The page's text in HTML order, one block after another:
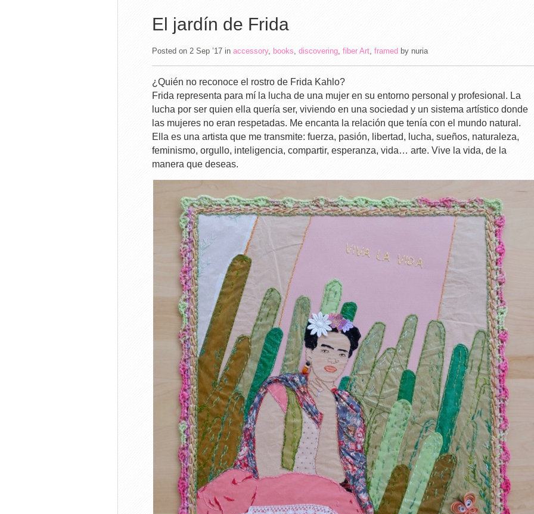
El jardín de Frida
Posted on 2 Sep ’17 in accessory, books, discovering, fiber Art, framed by nuria
¿Quién no reconoce el rostro de Frida Kahlo?
Frida representa para mí la lucha de una mujer en su entorno personal y profesional. La
lucha por ser quien ella quería ser, viviendo en una sociedad y un sistema artístico donde
las mujeres no eran respetadas. Me encanta la relación que tenía con el mundo natural.
Ella es una artista que me transmite: fuerza, pasión, libertad, lucha, sueños, naturaleza,
feminismo, orgullo, inteligencia, compartir, esperanza, vida… arte. Vive la vida, de la
manera que deseas.